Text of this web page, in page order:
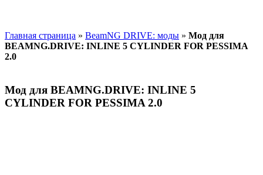
Главная страница » BeamNG DRIVE: моды » Мод для
BEAMNG.DRIVE: INLINE 5 CYLINDER FOR PESSIMA
2.0
Мод для BEAMNG.DRIVE: INLINE 5
CYLINDER FOR PESSIMA 2.0